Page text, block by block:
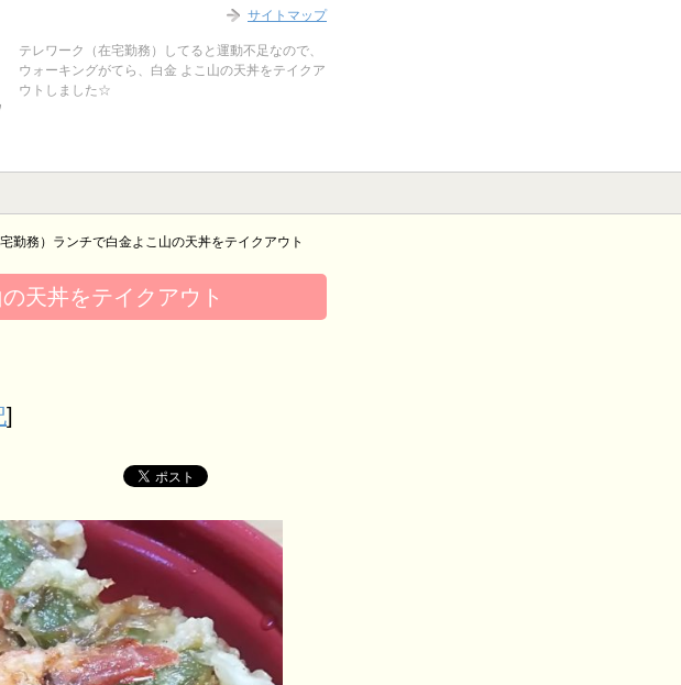
テレワーク（在宅勤務）してると運動不足なので、
ウォーキングがてら、白金 よこ山の天丼をテイクア
ウトしました☆
勤務）ランチで白金よこ山の天丼をテイクアウト
天丼をテイクアウト
]
サイトマップ